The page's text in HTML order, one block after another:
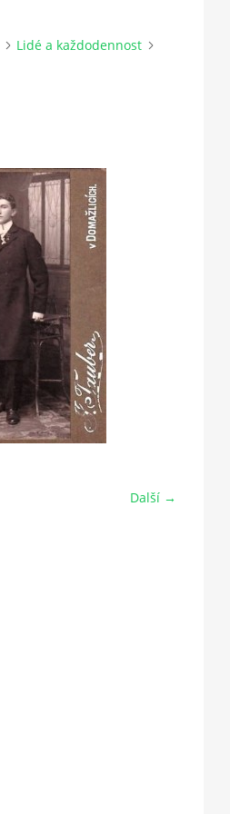
Lidé a každodennost
Další →